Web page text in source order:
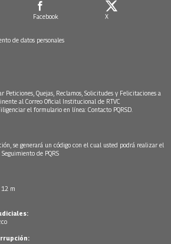
Facebook X
de datos personales
Peticiones, Quejas, Reclamos, Solicitudes y Felicitaciones a
al Correo Oficial Institucional de RTVC
el formulario en línea: Contacto PQRSD.
se generará un código con el cual usted podrá realizar el
Seguimiento de PQRS
12 m